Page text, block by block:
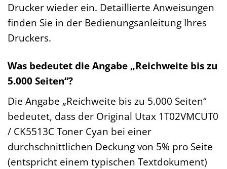
Drucker wieder ein. Detaillierte Anweisungen
finden Sie in der Bedienungsanleitung Ihres
Druckers.
Was bedeutet die Angabe „Reichweite bis zu
5.000 Seiten“?
Die Angabe „Reichweite bis zu 5.000 Seiten“
bedeutet, dass der Original Utax 1T02VMCUT0
/ CK5513C Toner Cyan bei einer
durchschnittlichen Deckung von 5% pro Seite
(entspricht einem typischen Textdokument)